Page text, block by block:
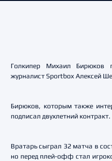
Голкипер Михаил Бирюков
журналист Sportbox Алексей
Бирюков, которым также
подписал двухлетний контракт.
Вратарь сыграл 32 матча в
но перед плей-офф стал